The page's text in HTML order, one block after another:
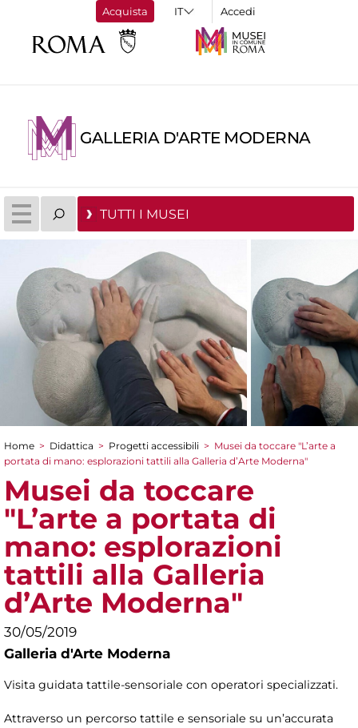
Acquista Accedi
GALLERIA D'ARTE MODERNA
TUTTI I MUSEI
Tu sei qui
Home > Didattica > Progetti accessibili > Musei da toccare "L’arte a
portata di mano: esplorazioni tattili alla Galleria d’Arte Moderna"
Musei da toccare
"L’arte a portata di
mano: esplorazioni
tattili alla Galleria
d’Arte Moderna"
30/05/2019
Galleria d'Arte Moderna
Visita guidata tattile-sensoriale con operatori specializzati.
Attraverso un percorso tattile e sensoriale su un’accurata